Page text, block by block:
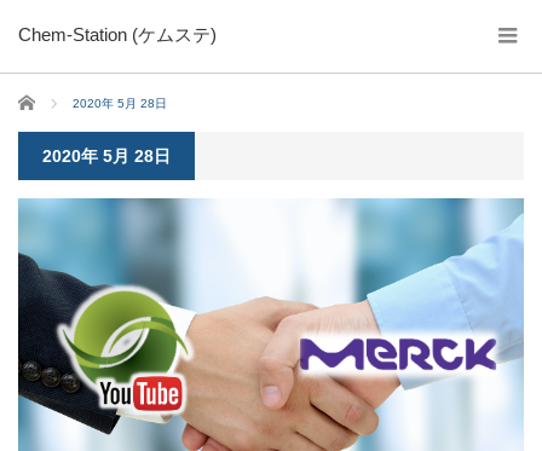
Chem-Station (ケムステ)
ホーム 2020年 5月 28日
2020年 5月 28日